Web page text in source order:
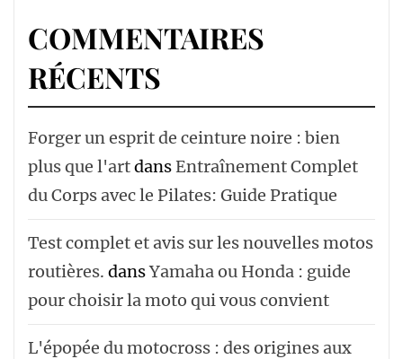
COMMENTAIRES
RÉCENTS
Forger un esprit de ceinture noire : bien
plus que l'artdansEntraînement Complet
du Corps avec le Pilates: Guide Pratique
Test complet et avis sur les nouvelles motos
routières. dansYamaha ou Honda : guide
pour choisir la moto qui vous convient
L'épopée du motocross : des origines aux